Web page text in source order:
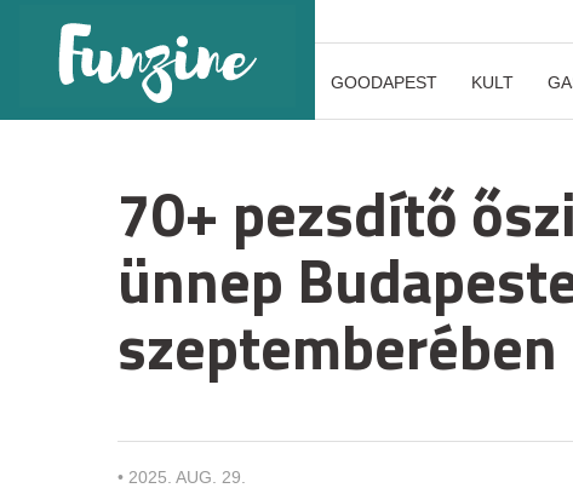
GOODAPEST KULT
70+ pezsdítő
ünnep
szeptemberében
• 2025. AUG. 29.